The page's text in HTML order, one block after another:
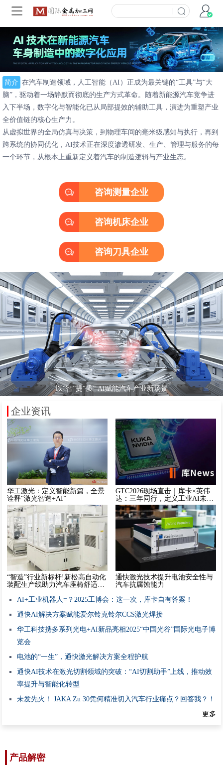
简介 在汽车制造领域，人工智能（AI）正成为最关键的“工具”与“大
脑”，驱动着一场静默而彻底的生产方式革命。随着新能源汽车竞争进
入下半场，数字化与智能化已从局部提效的辅助工具，演进为重塑产业
全价值链的核心生产力。
从虚拟世界的全局仿真与决策，到物理车间的毫米级感知与执行，再到
跨系统的协同优化，AI技术正在深度渗透研发、生产、管理与服务的每
一个环节，从根本上重新定义着汽车的制造逻辑与产业生态。
咨询测量企业
咨询机床企业
咨询刀具企业
AI技术爆发，汽车业迎智能化革命
以“智”提“质” AI赋能汽车产业新场景
智能网联引领新能源车产业升级
企业资讯
华工激光：定义智能新篇，全景
诠释“激光智造+AI”
GTC2026现场直击｜库卡×英伟
达：三年同行，定义工业AI未
来！
“智造”行业新标杆!新松高自动化
装配生产线助力汽车座椅舒适系
通快激光技术提升电池安全性与
汽车抗腐蚀能力
AI+工业机器人=？2025工博会：这一次，库卡自有答案！
通快AI解决方案赋能爱尔铃克铃尔CCS激光焊接
华工科技携多系列光电+AI新品亮相2025“中国光谷”国际光电子博
览会
电池的“一生”，通快激光解决方案全程护航
通快AI技术在激光切割领域的突破：“AI切割助手”上线，推动效
率提升与智能化转型
未发先火！ JAKA Zu 30凭何精准切入汽车行业痛点？回答我？！
更多
产品解密